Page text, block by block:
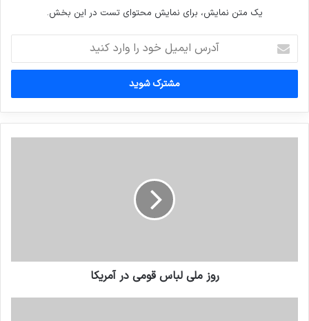
یک متن نمایش، برای نمایش محتوای تست در این بخش.
ایمیل
خود
وارد
کنید
روز ملی لباس قومی در آمریکا